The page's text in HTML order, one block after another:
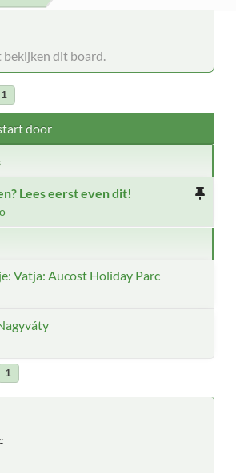
bekijken dit board.
1
door
Lees eerst even dit!
Vatja: Aucost Holiday Parc
1